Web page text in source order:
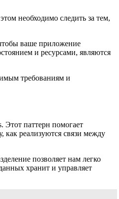
необходимо следить за тем,
ваше приложение
и ресурсами, являются
требованиям и
паттерн помогает
как реализуются связи между
позволяет нам легко
хранит и управляет